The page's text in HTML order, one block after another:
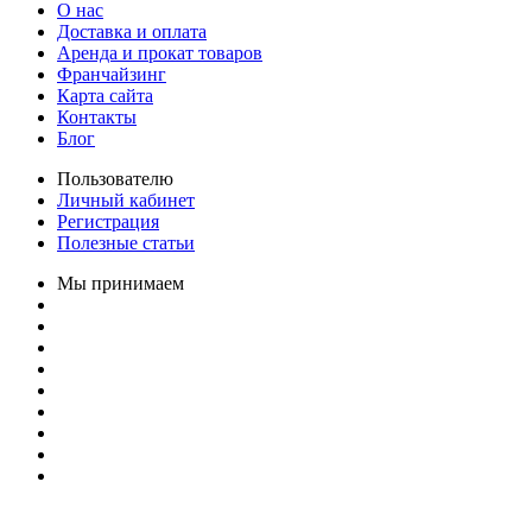
О нас
Доставка и оплата
Аренда и прокат товаров
Франчайзинг
Карта сайта
Контакты
Блог
Пользователю
Личный кабинет
Регистрация
Полезные статьи
Мы принимаем